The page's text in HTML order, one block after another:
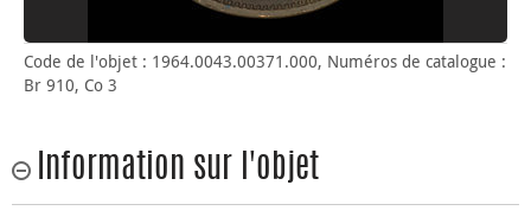
Code de l'objet : 1964.0043.00371.000, Numéros de catalogue :
Br 910, Co 3
Information sur l'objet